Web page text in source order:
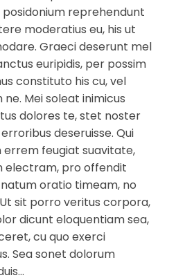
reprehendunt
moderatius eu, his ut
Graeci deserunt mel
euripidis, per possim
constituto his cu, vel
Mei soleat inimicus
dolores te, stet noster
deseruisse. Qui
errem feugiat suavitate,
electram, pro offendit
oratio timeam, no
sit porro veritus corpora,
dicunt eloquentiam sea,
cu quo exerci
Sea sonet dolorum